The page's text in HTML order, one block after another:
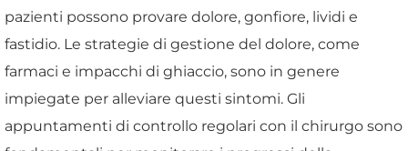
pazienti possono provare dolore, gonfiore, lividi e
fastidio. Le strategie di gestione del dolore, come
farmaci e impacchi di ghiaccio, sono in genere
impiegate per alleviare questi sintomi. Gli
appuntamenti di controllo regolari con il chirurgo sono